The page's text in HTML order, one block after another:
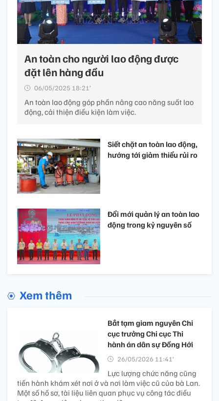
An toàn cho người lao động được
đặt lên hàng đầu
06/05/2025 18:21’
An toàn lao động góp phần nâng cao năng suất lao
động, cải thiện điều kiện làm việc.
Siết chặt an toàn lao động,
hướng tới giảm thiểu rủi ro
Đổi mới quản lý an toàn lao
động trong kỷ nguyên số
Xem thêm
Bắt tạm giam nguyên Chi
cục trưởng Chi cục Thi
hành án dân sự Đồng Hới
26/05/2026 11:41’
Lực lượng chức năng cũng
tiến hành khám xét nơi ở và nơi làm việc cũ của bà Lan.
Một số hồ sơ, tài liệu liên quan phục vụ công tác điều